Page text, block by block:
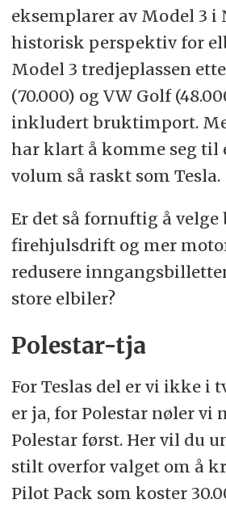
eksemplarer av Model 3 i
historisk perspektiv for
Model 3 tredjeplassen
(70.000) og VW Golf
inkludert bruktimport.
har klart å komme seg til
volum så raskt som Tesla.
Er det så fornuftig å velge
firehjulsdrift og mer
redusere
store elbiler?
Polestar-tja
For Teslas del er vi ikke i
er ja, for Polestar nøler vi
Polestar først. Her vil du
stilt overfor valget om å
Pilot Pack som koster